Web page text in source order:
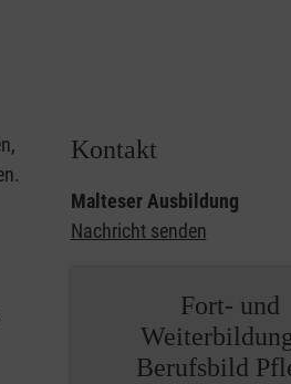
Kontakt
Malteser Ausbildung
Nachricht senden
Fort- und
Berufsbild